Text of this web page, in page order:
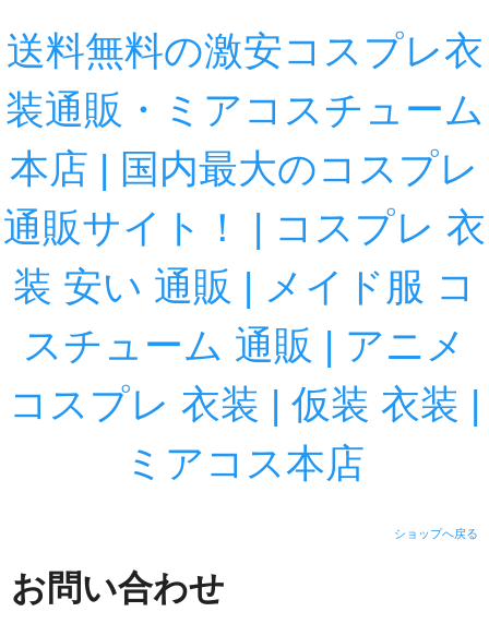
送料無料の激安コスプレ衣
装通販・ミアコスチューム
本店 | 国内最大のコスプレ
通販サイト！ | コスプレ 衣
装 安い 通販 | メイド服 コ
スチューム 通販 | アニメ
コスプレ 衣装 | 仮装 衣装 |
ミアコス本店
ショップへ戻る
お問い合わせ